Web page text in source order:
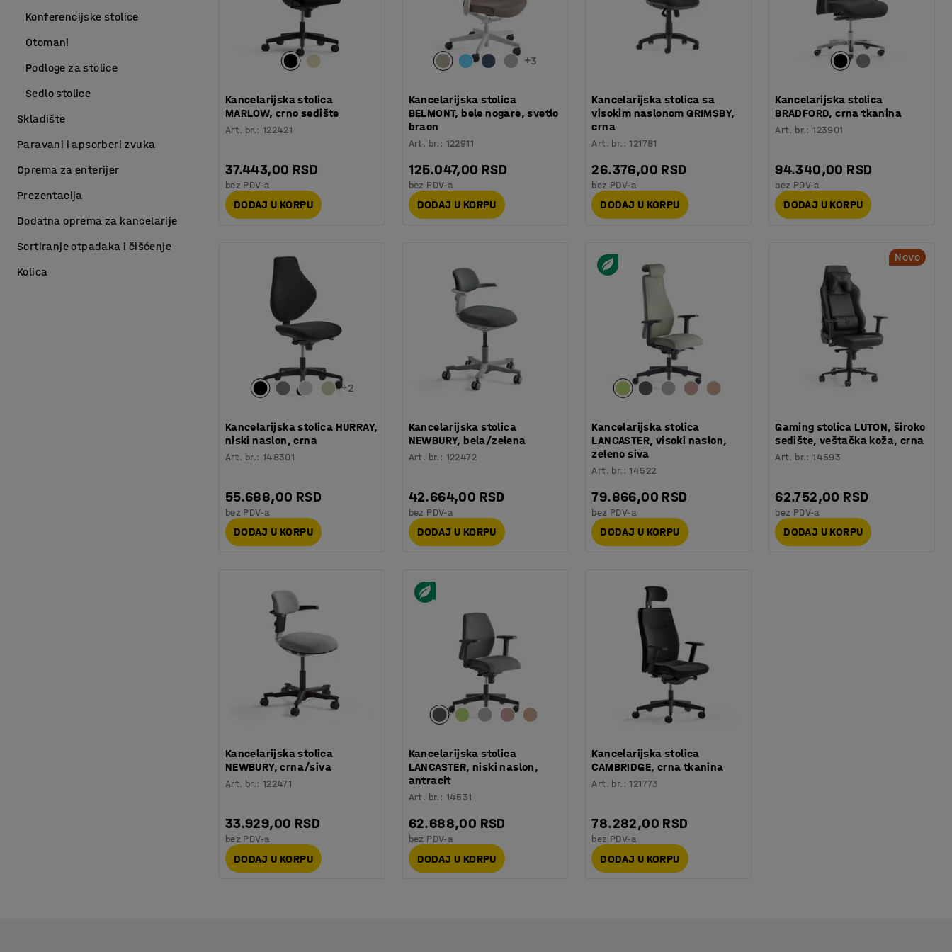
Kancelarijska stolica
MARLOW, crno sedište
Art. br.: 122421
37.443,00 RSD
bez PDV-a
DODAJ U KORPU
+3
Kancelarijska stolica
BELMONT, bele nogare, svetlo
braon
Art. br. : 122911
125.047,00 RSD
bez PDV-a
DODAJ U KORPU
Kancelarijska stolica sa
visokim naslonom GRIMSBY,
crna
Art. br. :121781
26.376,00 RSD
bez PDV-a
DODAJ U KORPU
Kancelarijska stolica
BRADFORD, crna tkanina
Art. br.:123901
94.340,00 RSD
bez PDV-a
DODAJ U KORPU
+2
Kancelarijska stolica HURRAY,
niski naslon, crna
Art. br.: 148301
55.688,00 RSD
bez PDV-a
DODAJ U KORPU
Kancelarijska stolica
NEWBURY, bela/zelena
Art. br. : 122472
42.664,00 RSD
bez PDV-a
DODAJ U KORPU
Kancelarijska stolica
LANCASTER, visoki naslon,
zeleno siva
Art. br. :14522
79.866,00 RSD
bez PDV-a
DODAJ U KORPU
Novo
Gaming stolica LUTON, široko
sedište, veštačka koža, crna
Art. br.:14593
62.752,00 RSD
bez PDV-a
DODAJ U KORPU
Kancelarijska stolica
NEWBURY, crna/siva
Art. br.: 122471
33.929,00 RSD
bez PDV-a
DODAJ U KORPU
Kancelarijska stolica
LANCASTER, niski naslon,
antracit
Art. br. : 14531
62.688,00 RSD
bez PDV-a
DODAJ U KORPU
Kancelarijska stolica
CAMBRIDGE, crna tkanina
Art. br. :121773
78.282,00 RSD
bez PDV-a
DODAJ U KORPU
Konferencijske stolice
Otomani
Podloge za stolice
Sedlo stolice
Skladište
Paravani i apsorberi zvuka
Oprema za enterijer
Prezentacija
Dodatna oprema za kancelarije
Sortiranje otpadaka i čišćenje
Kolica